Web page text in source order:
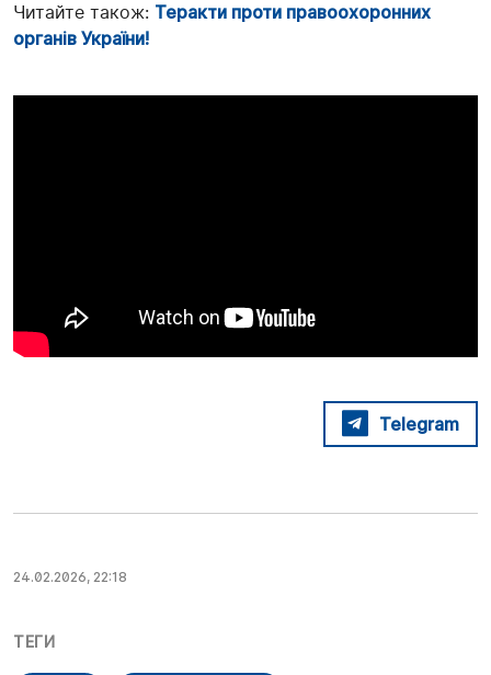
Читайте також: Теракти проти правоохоронних
органів України!
Telegram
24.02.2026, 22:18
ТЕГИ